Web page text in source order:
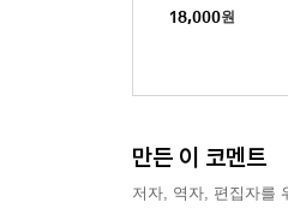
18,000원
만든 이 코멘트
저자, 역자, 편집자를